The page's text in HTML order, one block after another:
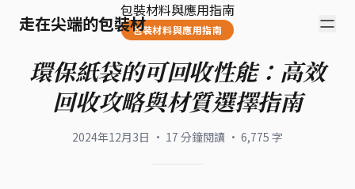
走在尖端的包裝材
包裝材料與應用指南
包裝材料與應用指南
環保紙袋的可回收性能：高效
回收攻略與材質選擇指南
2024年12月3日 · 17 分鐘閱讀 · 6,775 字